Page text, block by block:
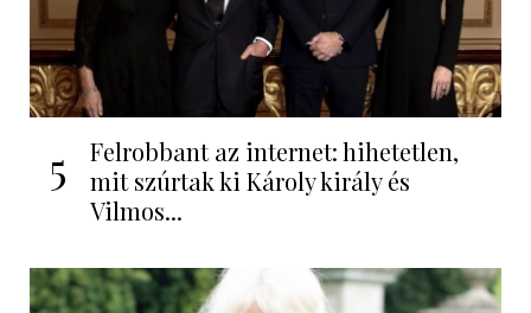
5
Felrobbant az internet: hihetetlen,
mit szúrtak ki Károly király és
Vilmos...